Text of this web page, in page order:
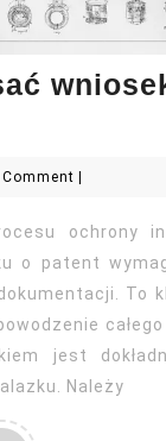
o patent
To
jest
Należy